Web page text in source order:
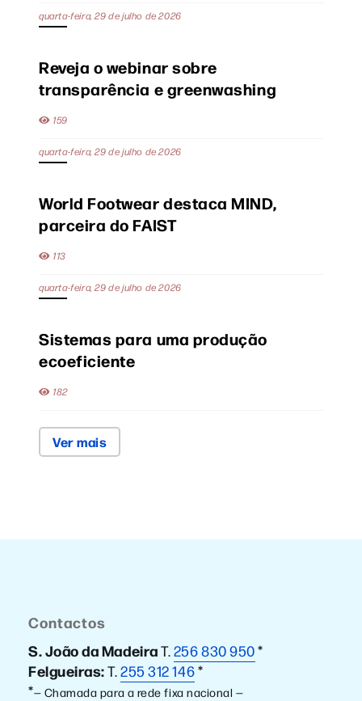
quarta-feira, 29 de julho de 2026
Reveja o webinar sobre
transparência e greenwashing
159
quarta-feira, 29 de julho de 2026
World Footwear destaca MIND,
parceira do FAIST
113
quarta-feira, 29 de julho de 2026
Sistemas para uma produção
ecoeficiente
182
Ver mais
Contactos
S. João da MadeiraT.256 830 950*
Felgueiras:T.255 312 146*
*— Chamada para a rede fixa nacional —